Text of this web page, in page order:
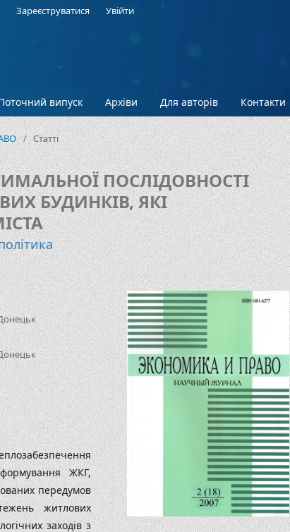
випуск Архіви Для авторів Контакти
Зареєструватися Увійти
/ Статті
ПОСЛІДОВНОСТІ
БУДИНКІВ, ЯКІ
ЖКГ,
передумов
житлових
заходів з